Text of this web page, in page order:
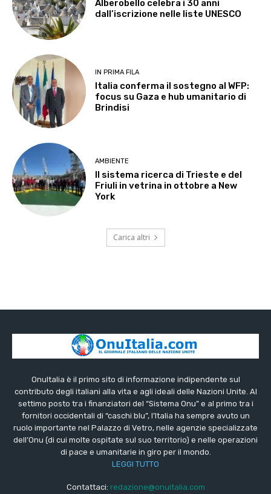
Alberobello celebra i 30 anni
dall’iscrizione nelle liste UNESCO
IN PRIMA FILA
Italia conferma il sostegno al WFP:
focus su Gaza e hub umanitario di
Brindisi
AMBIENTE
Il sistema ricerca di Trieste e del
Friuli in vetrina in ottobre a New
York
Carica altri
OnuItalia è il primo sito di informazione indipendente sul
contributo degli italiani alla vita e agli ideali delle Nazioni Unite. Al
settimo posto tra i finanziatori del “Sistema Onu” e al primo tra i
fornitori occidentali di “caschi blu”, l’Italia ha sempre avuto un
ruolo importante nel Palazzo di Vetro, nelle agenzie specializzate
dell’Onu (di cui molte ospitate sul suo territorio) e nelle operazioni
di pace e umanitarie in giro per il mondo.
LEGGI TUTTO
Contattaci: redazione@onuitalia.com